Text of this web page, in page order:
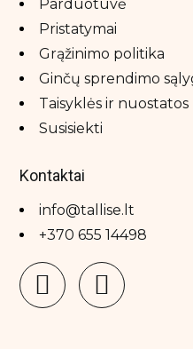
Parduotuvė
Pristatymai
Grąžinimo politika
Ginčų sprendimo
Taisyklės ir nuostatos
Susisiekti
Kontaktai
info@tallise.lt
+370 655 14498